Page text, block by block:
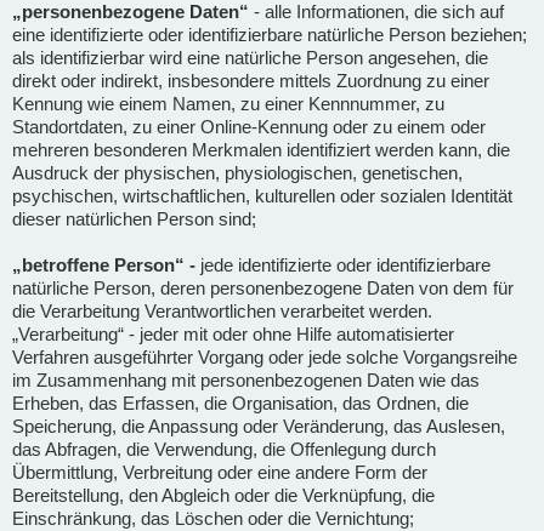
„personenbezogene Daten“ - alle Informationen, die sich auf
eine identifizierte oder identifizierbare natürliche Person beziehen;
als identifizierbar wird eine natürliche Person angesehen, die
direkt oder indirekt, insbesondere mittels Zuordnung zu einer
Kennung wie einem Namen, zu einer Kennnummer, zu
Standortdaten, zu einer Online-Kennung oder zu einem oder
mehreren besonderen Merkmalen identifiziert werden kann, die
Ausdruck der physischen, physiologischen, genetischen,
psychischen, wirtschaftlichen, kulturellen oder sozialen Identität
dieser natürlichen Person sind;
„betroffene Person“ - jede identifizierte oder identifizierbare
natürliche Person, deren personenbezogene Daten von dem für
die Verarbeitung Verantwortlichen verarbeitet werden.
„Verarbeitung“ - jeder mit oder ohne Hilfe automatisierter
Verfahren ausgeführter Vorgang oder jede solche Vorgangsreihe
im Zusammenhang mit personenbezogenen Daten wie das
Erheben, das Erfassen, die Organisation, das Ordnen, die
Speicherung, die Anpassung oder Veränderung, das Auslesen,
das Abfragen, die Verwendung, die Offenlegung durch
Übermittlung, Verbreitung oder eine andere Form der
Bereitstellung, den Abgleich oder die Verknüpfung, die
Einschränkung, das Löschen oder die Vernichtung;